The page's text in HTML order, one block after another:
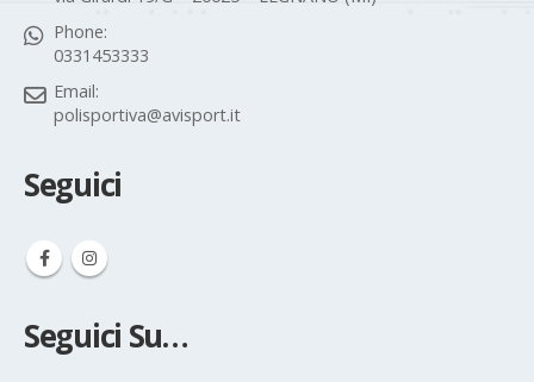
Phone:
0331453333
Email:
polisportiva@avisport.it
Seguici
Seguici Su…